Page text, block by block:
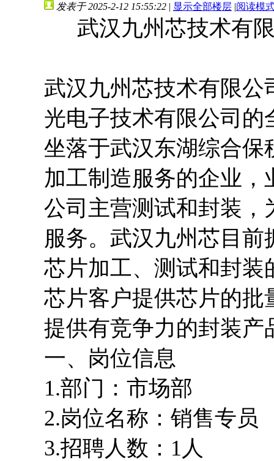
发表于 2025-2-12 15:55:22 | 显示全部楼层 |阅读模
武汉九州芯技术有
武汉九州芯技术有限公
光电子技术有限公司的
坐落于武汉东湖综合保
加工制造服务的企业
公司主营测试和封装，
服务。武汉九州芯目
芯片加工、测试和封装
芯片客户提供芯片的批
提供有竞争力的封装产
一、岗位信息
1.部门：市场部
2.岗位名称：销售专员
3.招聘人数： 1人